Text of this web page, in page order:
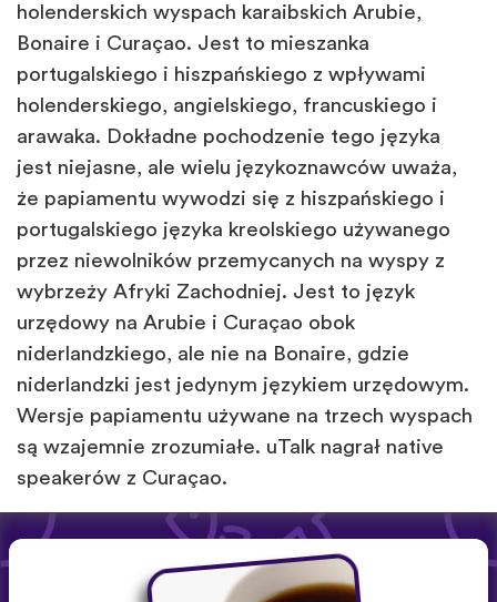
holenderskich wyspach karaibskich Arubie,
Bonaire i Curaçao. Jest to mieszanka
portugalskiego i hiszpańskiego z wpływami
holenderskiego, angielskiego, francuskiego i
arawaka. Dokładne pochodzenie tego języka
jest niejasne, ale wielu językoznawców uważa,
że papiamentu wywodzi się z hiszpańskiego i
portugalskiego języka kreolskiego używanego
przez niewolników przemycanych na wyspy z
wybrzeży Afryki Zachodniej. Jest to język
urzędowy na Arubie i Curaçao obok
niderlandzkiego, ale nie na Bonaire, gdzie
niderlandzki jest jedynym językiem urzędowym.
Wersje papiamentu używane na trzech wyspach
są wzajemnie zrozumiałe. uTalk nagrał native
speakerów z Curaçao.